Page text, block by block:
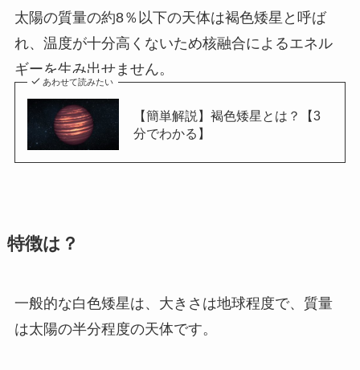
太陽の質量の約8％以下の天体は褐色矮星と呼ば
れ、温度が十分高くないため核融合によるエネル
ギーを生み出せません。
あわせて読みたい
【簡単解説】褐色矮星とは？【3
分でわかる】
特徴は？
一般的な白色矮星は、大きさは地球程度で、質量
は太陽の半分程度の天体です。